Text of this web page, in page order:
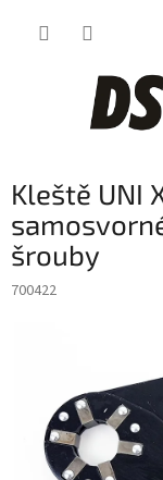
Kleště UNI
šrouby
700422